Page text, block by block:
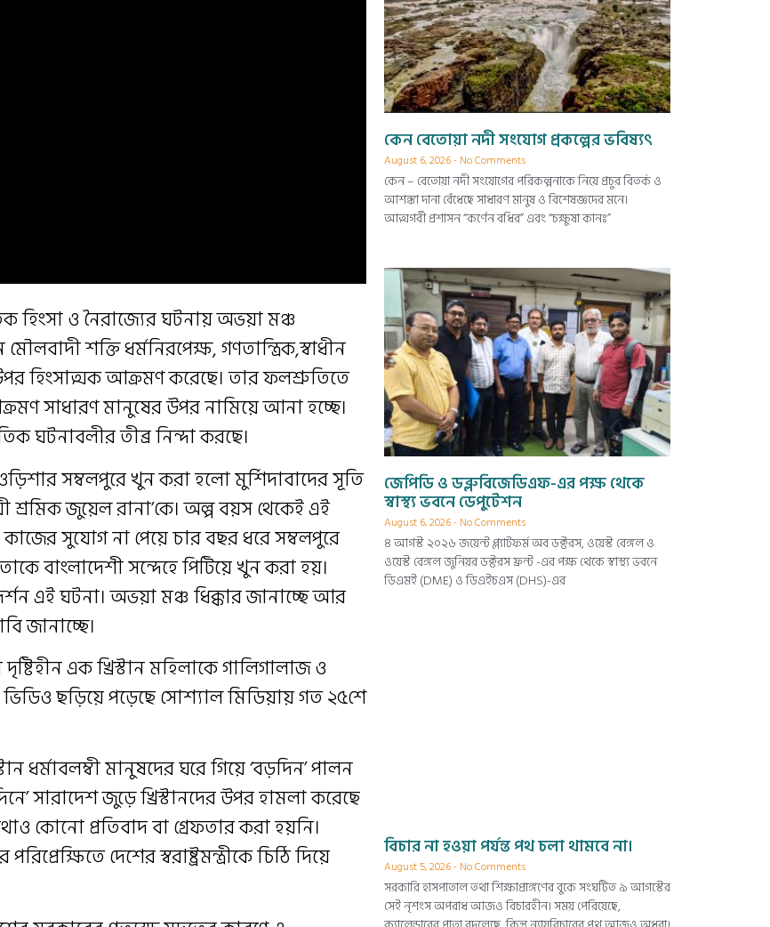
হিংসা ও নৈরাজ্যের ঘটনায় অভয়া মঞ্চ
শক্তি ধর্মনিরপেক্ষ, গণতান্ত্রিক,স্বাধীন
হিংসাত্মক আক্রমণ করেছে। তার ফলশ্রুতিতে
সাধারণ মানুষের উপর নামিয়ে আনা হচ্ছে।
ঘটনাবলীর তীব্র নিন্দা করছে।
সম্বলপুরে খুন করা হলো মুর্শিদাবাদের সূতি
জুয়েল রানা’কে। অল্প বয়স থেকেই এই
সুযোগ না পেয়ে চার বছর ধরে সম্বলপুরে
বাংলাদেশী সন্দেহে পিটিয়ে খুন করা হয়।
এই ঘটনা। অভয়া মঞ্চ ধিক্কার জানাচ্ছে আর
জানাচ্ছে।
এক খ্রিস্টান মহিলাকে গালিগালাজ ও
ছড়িয়ে পড়েছে সোশ্যাল মিডিয়ায় গত ২৫শে
ধর্মাবলম্বী মানুষদের ঘরে গিয়ে ‘বড়দিন’ পালন
সারাদেশ জুড়ে খ্রিস্টানদের উপর হামলা করেছে
কোনো প্রতিবাদ বা গ্রেফতার করা হয়নি।
দেশের স্বরাষ্ট্রমন্ত্রীকে চিঠি দিয়ে
কেন বেতোয়া নদী সংযোগ প্রকল্পের ভবিষ্যৎ
August 6, 2026 No Comments
কেন – বেতোয়া নদী সংযোগের পরিকল্পনাকে নিয়ে প্রচুর বিতর্ক ও
আশঙ্কা দানা বেঁধেছে সাধারণ মানুষ ও বিশেষজ্ঞদের মনে।
আত্মগর্বী প্রশাসন “কর্ণেন বধির” এবং “চক্ষুষা কানঃ”
জেপিডি ও ডব্লুবিজেডিএফ-এর পক্ষ থেকে
স্বাস্থ্য ভবনে ডেপুটেশন
August 6, 2026 No Comments
৪ আগস্ট ২০২৬ জয়েন্ট প্ল্যাটফর্ম অব ডক্টরস, ওয়েস্ট বেঙ্গল ও
ওয়েস্ট বেঙ্গল জুনিয়র ডক্টরস ফ্রন্ট -এর পক্ষ থেকে স্বাস্থ্য ভবনে
ডিএমই (DME) ও ডিএইচএস (DHS)-এর
বিচার না হওয়া পর্যন্ত পথ চলা থামবে না।
August 5, 2026 No Comments
সরকারি হাসপাতাল তথা শিক্ষাপ্রাঙ্গণের বুকে সংঘটিত ৯ আগস্টের
সেই নৃশংস অপরাধ আজও বিচারহীন। সময় পেরিয়েছে,